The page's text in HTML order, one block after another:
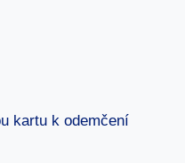
kartu k odemčení